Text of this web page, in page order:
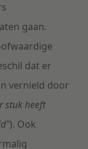
gaan.
dat er
vernield door
stuk heeft
). Ook